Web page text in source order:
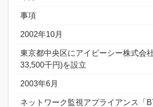
事項
2002年10月
東京都中央区にアイビーシー株式会
33,500千円)を設立
2003年6月
ネットワーク監視アプライアンス「